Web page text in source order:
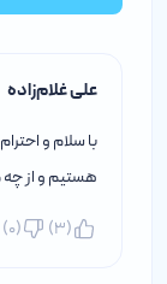
علی غلام‌زاده
با سلام و
هستیم و از چه
(
3
)
(
0
)